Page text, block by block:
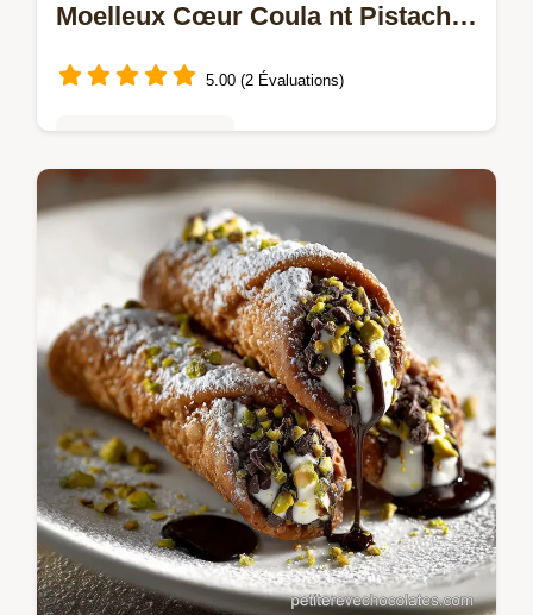
Moelleux Cœur Coula nt Pistache
5.00 (2 Évaluations)
Découvrez la recette du Moelleux Chocolat
El Mordjene : un trésor de pâtisserie avec
son cœur coulant pistache et fleur doranger.